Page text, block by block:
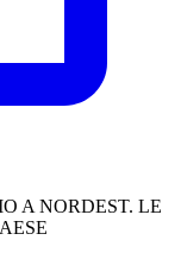
A NORDEST. LE